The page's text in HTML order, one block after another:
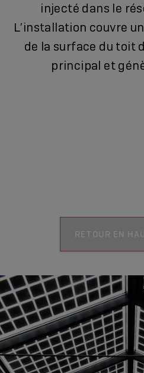
injecté dans le
L’installation couvre
de la surface du toit
principal et
RETOUR EN